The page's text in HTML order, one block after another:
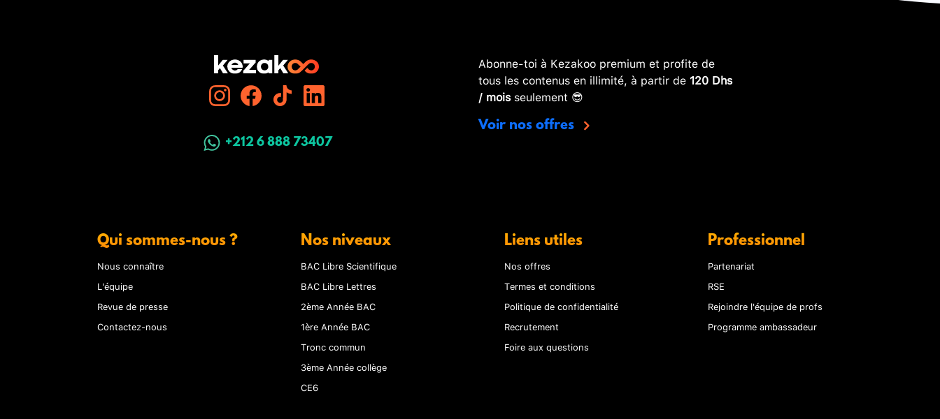
+212 6 888 73407
Abonne-toi à Kezakoo premium et profite de
tous les contenus en illimité, à partir de 120 Dhs
/ moisseulement 😎
Voir nos offres
Qui sommes-nous ?
Nous connaître
L'équipe
Revue de presse
Contactez-nous
Nos niveaux
BAC Libre Scientifique
BAC Libre Lettres
2ème Année BAC
1ère Année BAC
Tronc commun
3ème Année collège
CE6
Liens utiles
Nos offres
Termes et conditions
Politique de confidentialité
Recrutement
Foire aux questions
Professionnel
Partenariat
RSE
Rejoindre l'équipe de profs
Programme ambassadeur